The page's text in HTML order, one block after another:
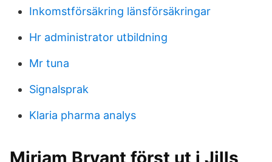
Inkomstförsäkring länsförsäkringar
Hr administrator utbildning
Mr tuna
Signalsprak
Klaria pharma analys
Miriam Bryant först ut i Jills